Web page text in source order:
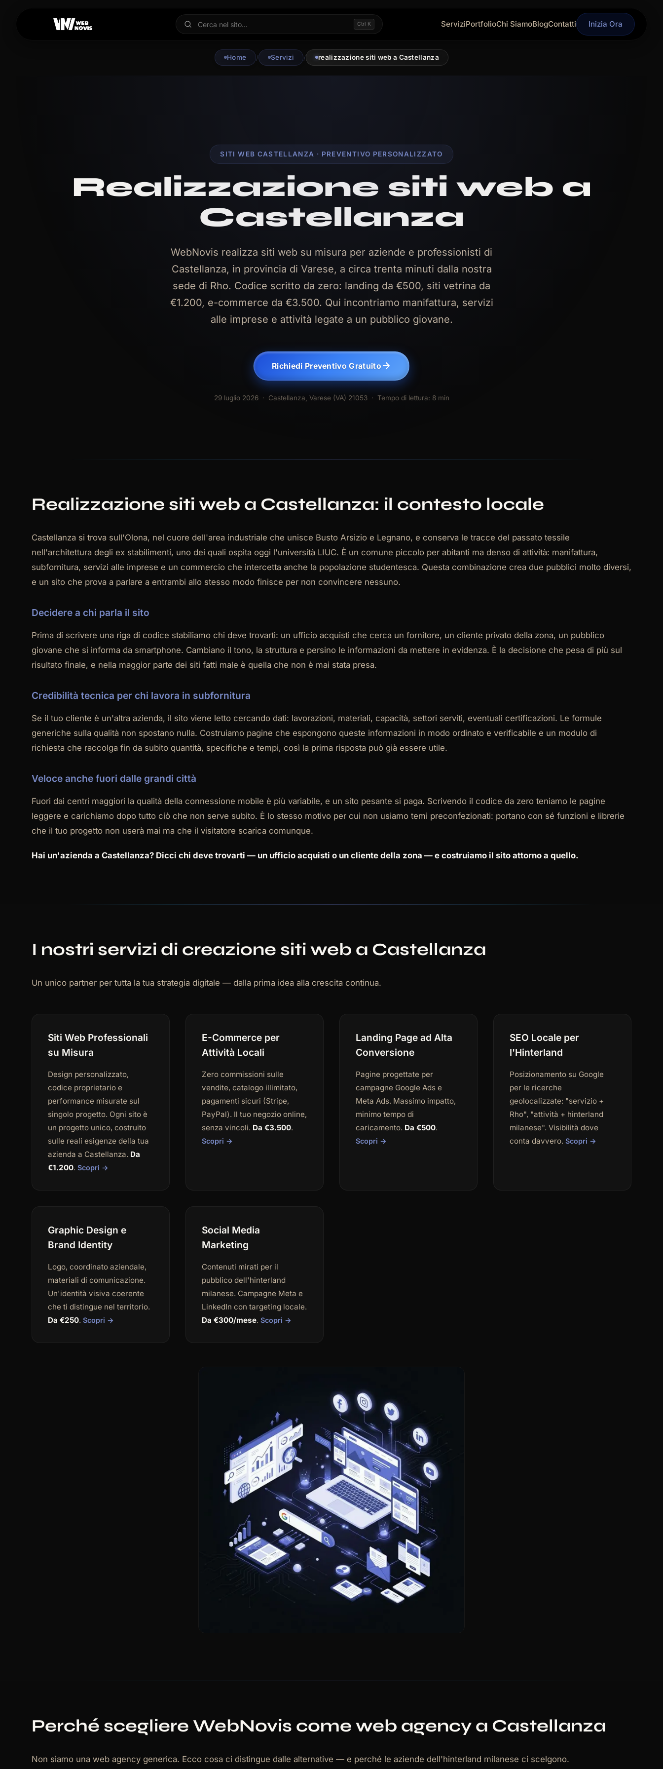
Ctrl K ServiziPortfolioChi SiamoBlogContatti Inizia Ora
Home / Servizi / realizzazione siti web a Castellanza
SITI WEB CASTELLANZA · PREVENTIVO PERSONALIZZATO
Realizzazione siti web a
Castellanza
WebNovis realizza siti web su misura per aziende e professionisti di
Castellanza, in provincia di Varese, a circa trenta minuti dalla nostra
sede di Rho. Codice scritto da zero: landing da €500, siti vetrina da
€1.200, e-commerce da €3.500. Qui incontriamo manifattura, servizi
alle imprese e attività legate a un pubblico giovane.
Richiedi Preventivo Gratuito
29 luglio 2026· Castellanza, Varese (VA) 21053 · Tempo di lettura: 8 min
Realizzazione siti web a Castellanza: il contesto locale
Castellanza si trova sull'Olona, nel cuore dell'area industriale che unisce Busto Arsizio e Legnano, e conserva le tracce del passato tessile
nell'architettura degli ex stabilimenti, uno dei quali ospita oggi l'università LIUC. È un comune piccolo per abitanti ma denso di attività: manifattura,
subfornitura, servizi alle imprese e un commercio che intercetta anche la popolazione studentesca. Questa combinazione crea due pubblici molto diversi,
e un sito che prova a parlare a entrambi allo stesso modo finisce per non convincere nessuno.
Decidere a chi parla il sito
Prima di scrivere una riga di codice stabiliamo chi deve trovarti: un ufficio acquisti che cerca un fornitore, un cliente privato della zona, un pubblico
giovane che si informa da smartphone. Cambiano il tono, la struttura e persino le informazioni da mettere in evidenza. È la decisione che pesa di più sul
risultato finale, e nella maggior parte dei siti fatti male è quella che non è mai stata presa.
Credibilità tecnica per chi lavora in subfornitura
Se il tuo cliente è un'altra azienda, il sito viene letto cercando dati: lavorazioni, materiali, capacità, settori serviti, eventuali certificazioni. Le formule
generiche sulla qualità non spostano nulla. Costruiamo pagine che espongono queste informazioni in modo ordinato e verificabile e un modulo di
richiesta che raccolga fin da subito quantità, specifiche e tempi, così la prima risposta può già essere utile.
Veloce anche fuori dalle grandi città
Fuori dai centri maggiori la qualità della connessione mobile è più variabile, e un sito pesante si paga. Scrivendo il codice da zero teniamo le pagine
leggere e carichiamo dopo tutto ciò che non serve subito. È lo stesso motivo per cui non usiamo temi preconfezionati: portano con sé funzioni e librerie
che il tuo progetto non userà mai ma che il visitatore scarica comunque.
Hai un'azienda a Castellanza? Dicci chi deve trovarti — un ufficio acquisti o un cliente della zona — e costruiamo il sito attorno a quello.
I nostri servizi di creazione siti web a Castellanza
Un unico partner per tutta la tua strategia digitale — dalla prima idea alla crescita continua.
Siti Web Professionali
su Misura
Design personalizzato,
codice proprietario e
performance misurate sul
singolo progetto. Ogni sito è
un progetto unico, costruito
sulle reali esigenze della tua
azienda a Castellanza. Da
€1.200. Scopri →
E-Commerce per
Attività Locali
Zero commissioni sulle
vendite, catalogo illimitato,
pagamenti sicuri (Stripe,
PayPal). Il tuo negozio online,
senza vincoli. Da €3.500.
Scopri →
Landing Page ad Alta
Conversione
Pagine progettate per
campagne Google Ads e
Meta Ads. Massimo impatto,
minimo tempo di
caricamento. Da €500.
Scopri →
SEO Locale per
l'Hinterland
Posizionamento su Google
per le ricerche
geolocalizzate: "servizio +
Rho", "attività + hinterland
milanese". Visibilità dove
conta davvero. Scopri →
Graphic Design e
Brand Identity
Logo, coordinato aziendale,
materiali di comunicazione.
Un'identità visiva coerente
che ti distingue nel territorio.
Da €250. Scopri →
Social Media
Marketing
Contenuti mirati per il
pubblico dell'hinterland
milanese. Campagne Meta e
LinkedIn con targeting locale.
Da €300/mese. Scopri →
Perché scegliere WebNovis come web agency a Castellanza
Non siamo una web agency generica. Ecco cosa ci distingue dalle alternative — e perché le aziende dell'hinterland milanese ci scelgono.